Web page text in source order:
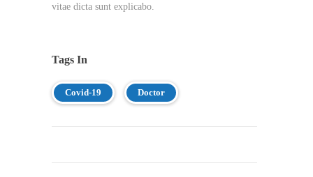
vitae dicta sunt explicabo.
Tags In
Covid-19 Doctor